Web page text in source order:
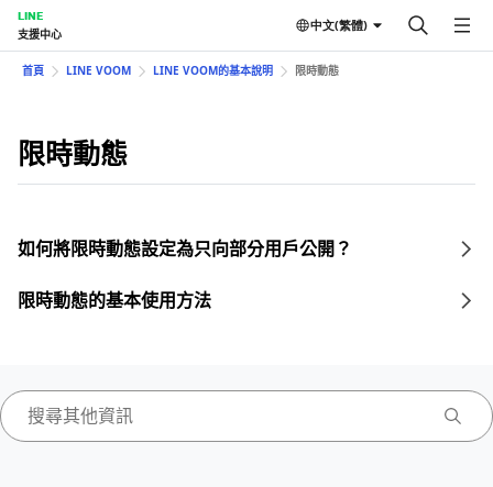
LINE
支援中心
中文(繁體)
首頁 LINE VOOM LINE VOOM的基本說明 限時動態
限時動態
如何將限時動態設定為只向部分用戶公開？
限時動態的基本使用方法